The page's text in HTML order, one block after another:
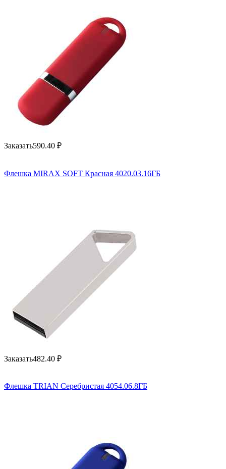
Заказать590.40 ₽
Флешка MIRAX SOFT Красная 4020.03.16ГБ
Заказать482.40 ₽
Флешка TRIAN Серебристая 4054.06.8ГБ